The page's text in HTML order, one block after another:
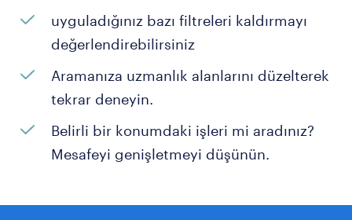
uyguladığınız bazı filtreleri kaldırmayı
değerlendirebilirsiniz
Aramanıza uzmanlık alanlarını düzelterek
tekrar deneyin.
Belirli bir konumdaki işleri mi aradınız?
Mesafeyi genişletmeyi düşünün.